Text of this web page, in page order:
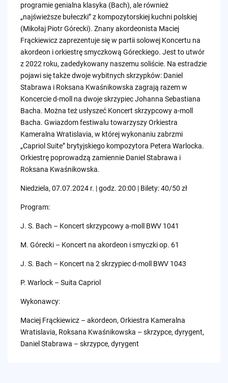
programie genialna klasyka (Bach), ale również
„najświeższe bułeczki” z kompozytorskiej kuchni polskiej
(Mikołaj Piotr Górecki). Znany akordeonista Maciej
Frąckiewicz zaprezentuje się w partii solowej Koncertu na
akordeon i orkiestrę smyczkową Góreckiego. Jest to utwór
z 2022 roku, zadedykowany naszemu soliście. Na estradzie
pojawi się także dwoje wybitnych skrzypków: Daniel
Stabrawa i Roksana Kwaśnikowska zagrają razem w
Koncercie d-moll na dwoje skrzypiec Johanna Sebastiana
Bacha. Można też usłyszeć Koncert skrzypcowy a-moll
Bacha. Gwiazdom festiwalu towarzyszy Orkiestra
Kameralna Wratislavia, w której wykonaniu zabrzmi
„Capriol Suite” brytyjskiego kompozytora Petera Warlocka.
Orkiestrę poprowadzą zamiennie Daniel Stabrawa i
Roksana Kwaśnikowska.
Niedziela, 07.07.2024 r. | godz. 20:00 | Bilety: 40/50 zł
Program:
J. S. Bach – Koncert skrzypcowy a-moll BWV 1041
M. Górecki – Koncert na akordeon i smyczki op. 61
J. S. Bach – Koncert na 2 skrzypiec d-moll BWV 1043
P. Warlock – Suita Capriol
Wykonawcy:
Maciej Frąckiewicz – akordeon, Orkiestra Kameralna
Wratislavia, Roksana Kwaśnikowska – skrzypce, dyrygent,
Daniel Stabrawa – skrzypce, dyrygent